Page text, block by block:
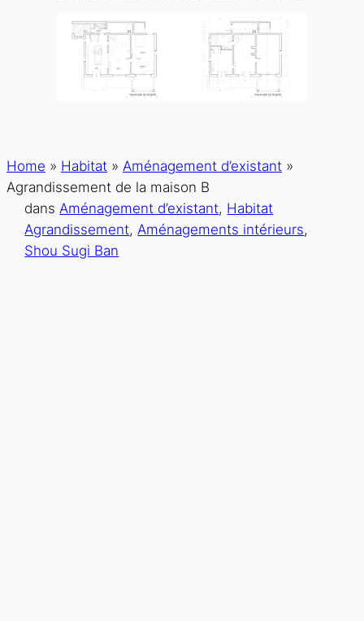
Home » Habitat » Aménagement d’existant »
Agrandissement de la maison B
dansAménagement d’existant, Habitat
Agrandissement, Aménagements intérieurs
Shou Sugi Ban